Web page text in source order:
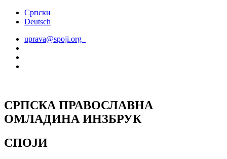
СкочитеСрпски
Deutsch
uprava@spoji.org
СРПСКА ПРАВОСЛАВНА
ОМЛАДИНА ИНЗБРУК
СПОЈИ